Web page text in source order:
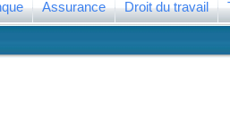
Assurance Droit du travail